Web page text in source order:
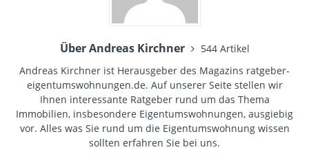
Über Andreas Kirchner
544 Artikel
Andreas Kirchner ist Herausgeber des Magazins ratgeber-
eigentumswohnungen.de. Auf unserer Seite stellen wir
Ihnen interessante Ratgeber rund um das Thema
Immobilien, insbesondere Eigentumswohnungen, ausgiebig
vor. Alles was Sie rund um die Eigentumswohnung wissen
sollten erfahren Sie bei uns.